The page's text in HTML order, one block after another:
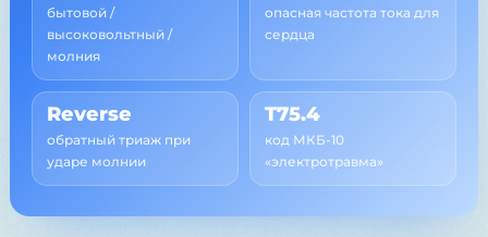
бытовой /
высоковольтный /
молния
опасная частота тока для
сердца
Reverse
обратный триаж при
ударе молнии
T75.4
код МКБ-10
«электротравма»